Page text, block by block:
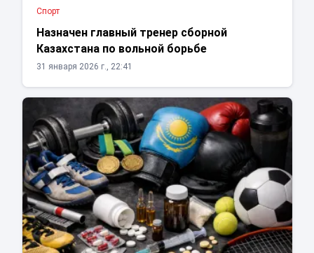
Спорт
Назначен главный тренер сборной
Казахстана по вольной борьбе
31 января 2026 г., 22:41